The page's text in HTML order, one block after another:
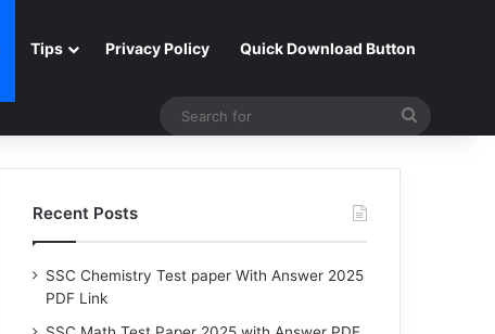
Tips Privacy Policy Quick Download Button
Recent Posts
SSC Chemistry Test paper With Answer 2025
PDF Link